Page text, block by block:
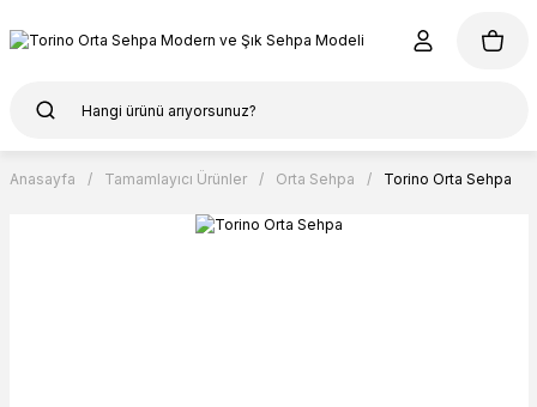
Anasayfa Tamamlayıcı Ürünler Orta Sehpa Torino Orta Sehpa